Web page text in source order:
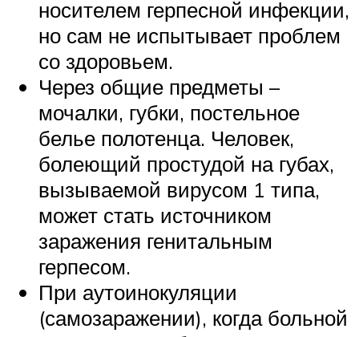
носителем герпесной инфекции,
но сам не испытывает проблем
со здоровьем.
Через общие предметы –
мочалки, губки, постельное
белье полотенца. Человек,
болеющий простудой на губах,
вызываемой вирусом 1 типа,
может стать источником
заражения генитальным
герпесом.
При аутоинокуляции
(самозаражении), когда больной